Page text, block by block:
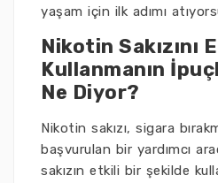
yaşam için ilk adımı
Nikotin Sakızını
Kullanmanın
Ne Diyor?
Nikotin sakızı, sigara
başvurulan bir yardımcı
sakızın etkili bir şekilde